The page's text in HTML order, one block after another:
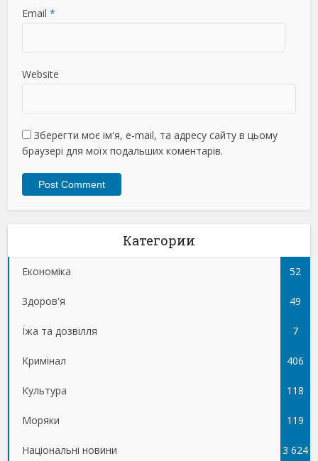
Email *
Website
Зберегти моє ім'я, e-mail, та адресу сайту в цьому
браузері для моїх подальших коментарів.
Категории
Економіка 52
Здоров'я 49
Їжа та дозвілля 7
Кримінал 406
Культура 118
Моряки 119
Національні новини 3 624